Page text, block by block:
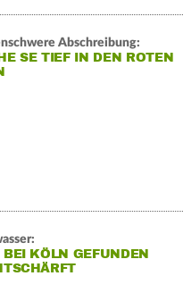
Abschreibung:
SE TIEF IN DEN ROTEN
BEI KÖLN GEFUNDEN